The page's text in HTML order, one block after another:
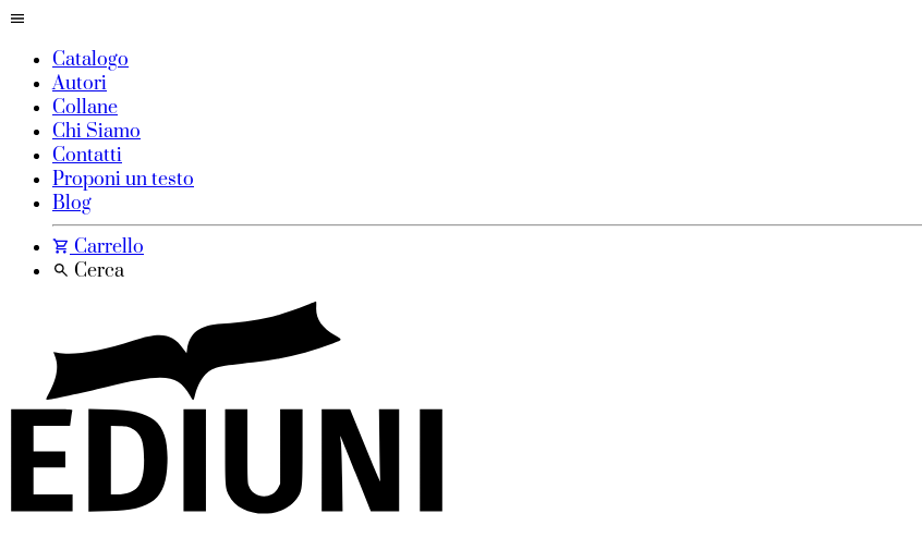
Catalogo
Autori
Collane
Chi Siamo
Contatti
Proponi un testo
Blog
Carrello
Cerca